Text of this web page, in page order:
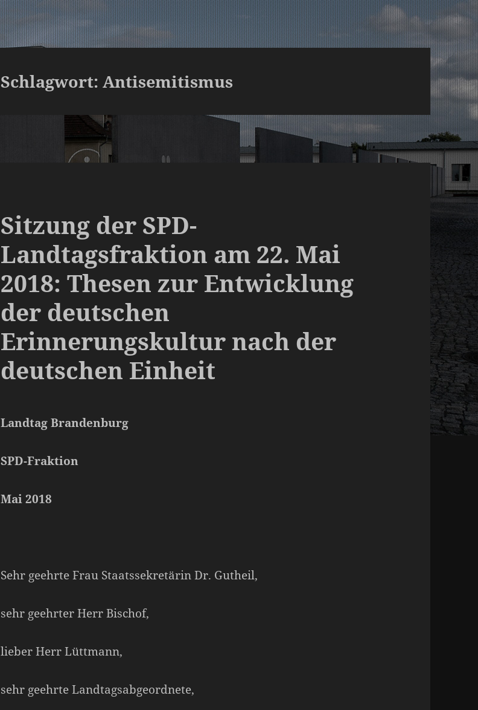
Schlagwort:Antisemitismus
Sitzung der SPD-
Landtagsfraktion am 22. Mai
2018: Thesen zur Entwicklung
der deutschen
Erinnerungskultur nach der
deutschen Einheit
Landtag Brandenburg
SPD-Fraktion
Mai 2018
Sehr geehrte Frau Staatssekretärin Dr. Gutheil,
sehr geehrter Herr Bischof,
lieber Herr Lüttmann,
sehr geehrte Landtagsabgeordnete,